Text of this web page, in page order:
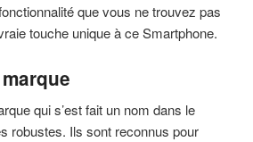
que vous ne trouvez pas
touche unique à ce Smartphone.
qui s’est fait un nom dans le
robustes. Ils sont reconnus pour